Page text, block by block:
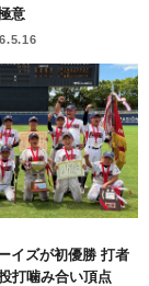
意
イズが初優勝 打者
打噛み合い頂点